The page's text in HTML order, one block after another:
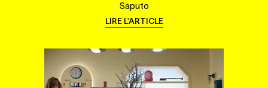
Saputo
LIRE L'ARTICLE